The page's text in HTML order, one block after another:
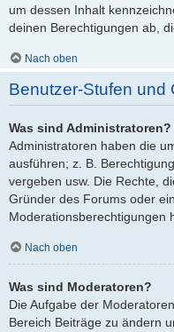
um dessen Inhalt
deinen Berechtigungen ab,
Nach oben
Benutzer-Stufen und
Was sind Administratoren?
Administratoren haben die
ausführen; z. B.
vergeben usw. Die Rechte,
Gründer des Forums oder
Moderationsberechtigungen
Nach oben
Was sind Moderatoren?
Die Aufgabe der
Bereich Beiträge zu ändern